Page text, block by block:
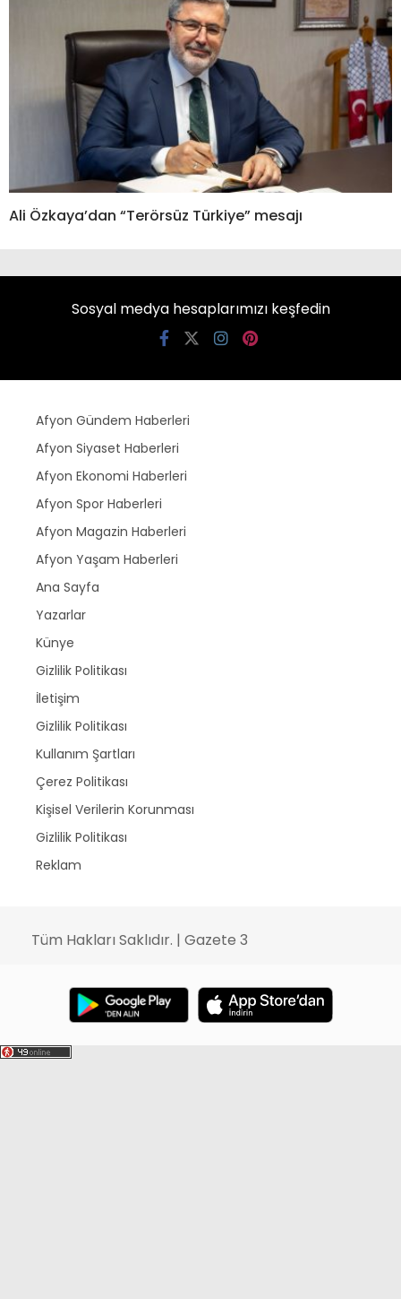
Ali Özkaya’dan “Terörsüz Türkiye” mesajı
Sosyal medya hesaplarımızı keşfedin
Afyon Gündem Haberleri
Afyon Siyaset Haberleri
Afyon Ekonomi Haberleri
Afyon Spor Haberleri
Afyon Magazin Haberleri
Afyon Yaşam Haberleri
Ana Sayfa
Yazarlar
Künye
Gizlilik Politikası
İletişim
Gizlilik Politikası
Kullanım Şartları
Çerez Politikası
Kişisel Verilerin Korunması
Gizlilik Politikası
Reklam
Tüm Hakları Saklıdır. | Gazete 3